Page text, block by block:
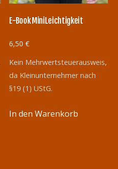
E-Book MiniLeichtigkeit
6,50€
Kein Mehrwertsteuerausweis,
da Kleinunternehmer nach
§19 (1) UStG.
In den Warenkorb